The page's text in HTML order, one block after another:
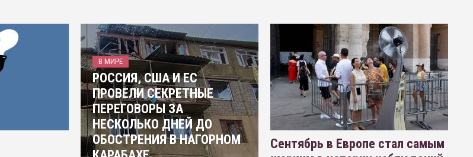
В МИРЕ
РОССИЯ, США И ЕС
ПРОВЕЛИ СЕКРЕТНЫЕ
ПЕРЕГОВОРЫ ЗА
НЕСКОЛЬКО ДНЕЙ ДО
ОБОСТРЕНИЯ В НАГОРНОМ
Сентябрь в Европе стал самым